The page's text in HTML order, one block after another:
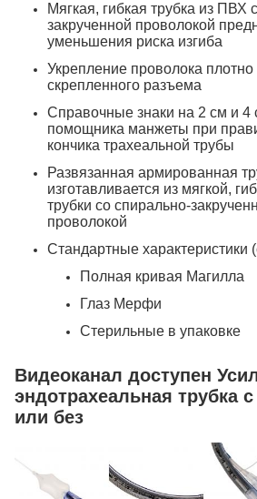
Мягкая, гибкая трубка из ПВХ
закрученной проволокой
уменьшения риска изгиба
Укрепление проволока плотно
скрепленного разъема
Справочные знаки на 2 см и
помощника манжеты при
кончика трахеальной трубы
Развязанная армированная
изготавливается из мягкой,
трубки со спирально-
проволокой
Стандартные характеристики
Полная кривая Магилла
Глаз Мерфи
Стерильные в упаковке
Видеоканал доступен
эндотрахеальная трубка
или без